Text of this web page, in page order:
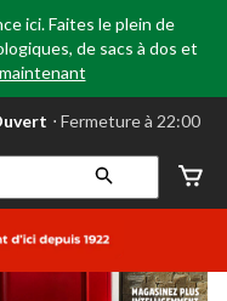
ici. Faites le plein de
de sacs à dos et
⋅ Fermeture à 22:00